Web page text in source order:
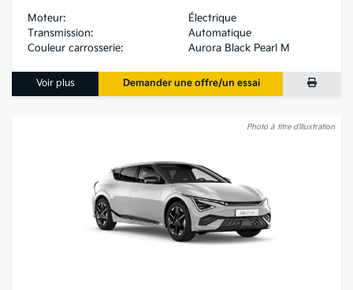
Moteur:
Électrique
Transmission:
Automatique
Couleur carrosserie:
Aurora Black Pearl M
Voir plus Demander une offre/un essai
Photo à titre d’illustration